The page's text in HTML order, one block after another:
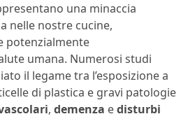
una minaccia
nelle nostre cucine,
potenzialmente
umana. Numerosi studi
il legame tra l’esposizione a
di plastica e gravi patologie
, demenza edisturbi